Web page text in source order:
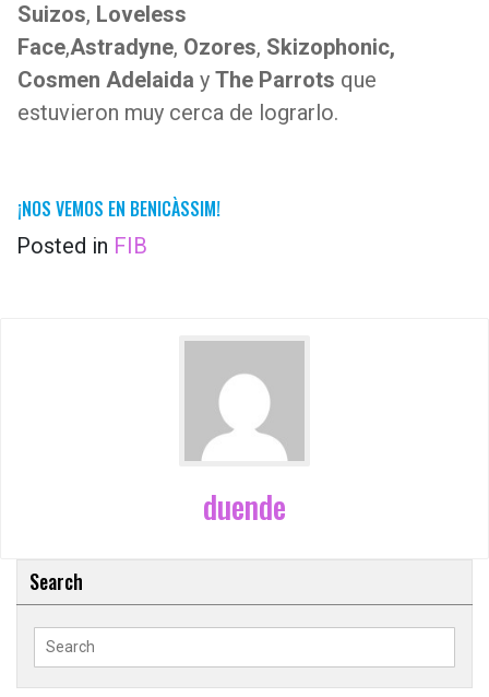
Suizos, Loveless
Face,Astradyne, Ozores, Skizophonic,
Cosmen Adelaida y The Parrots que
estuvieron muy cerca de lograrlo.
¡NOS VEMOS EN BENICÀSSIM!
Posted in FIB
duende
Search
Search